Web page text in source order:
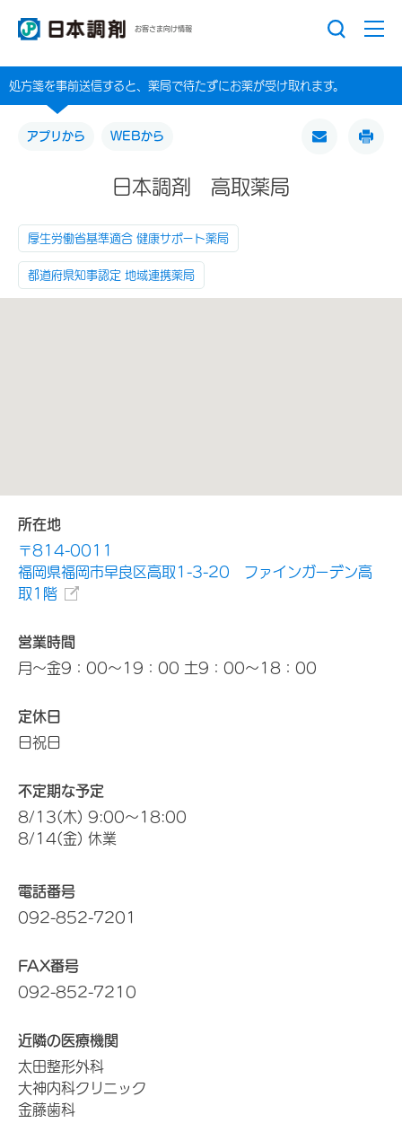
お客さま向け情報
処方箋を事前送信すると、薬局で待たずにお薬が受け取れます。
アプリから WEBから
日本調剤 高取薬局
厚生労働省基準適合 健康サポート薬局
都道府県知事認定 地域連携薬局
所在地
〒814-0011
福岡県福岡市早良区高取1-3-20 ファインガーデン高
取1階
営業時間
月～金9：00～19：00 土9：00～18：00
定休日
日祝日
不定期な予定
8/13(木) 9:00～18:00
8/14(金) 休業
電話番号
092-852-7201
FAX番号
092-852-7210
近隣の医療機関
太田整形外科
大神内科クリニック
金藤歯科